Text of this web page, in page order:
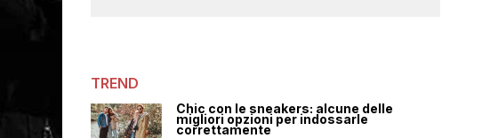
TREND
Chic con le sneakers: alcune delle
migliori opzioni per indossarle
correttamente